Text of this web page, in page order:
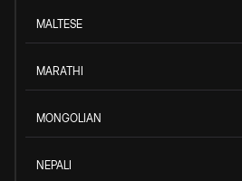
MALTESE
MARATHI
MONGOLIAN
NEPALI